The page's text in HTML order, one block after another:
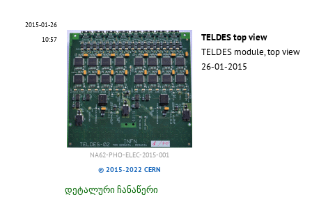
2015-01-26
10:57
NA62-PHO-ELEC-2015-001
© 2015-2022 CERN
TELDES top view
TELDES module, top view
26-01-2015
დეტალური ჩანაწერი